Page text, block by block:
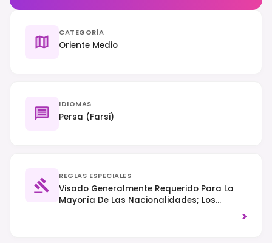
CATEGORÍA
Oriente Medio
IDIOMAS
Persa (Farsi)
REGLAS ESPECIALES
Visado Generalmente Requerido Para La
Mayoría De Las Nacionalidades; Los
>